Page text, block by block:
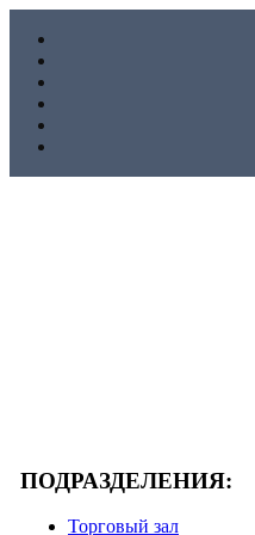
ПОДРАЗДЕЛЕНИЯ:
Торговый зал